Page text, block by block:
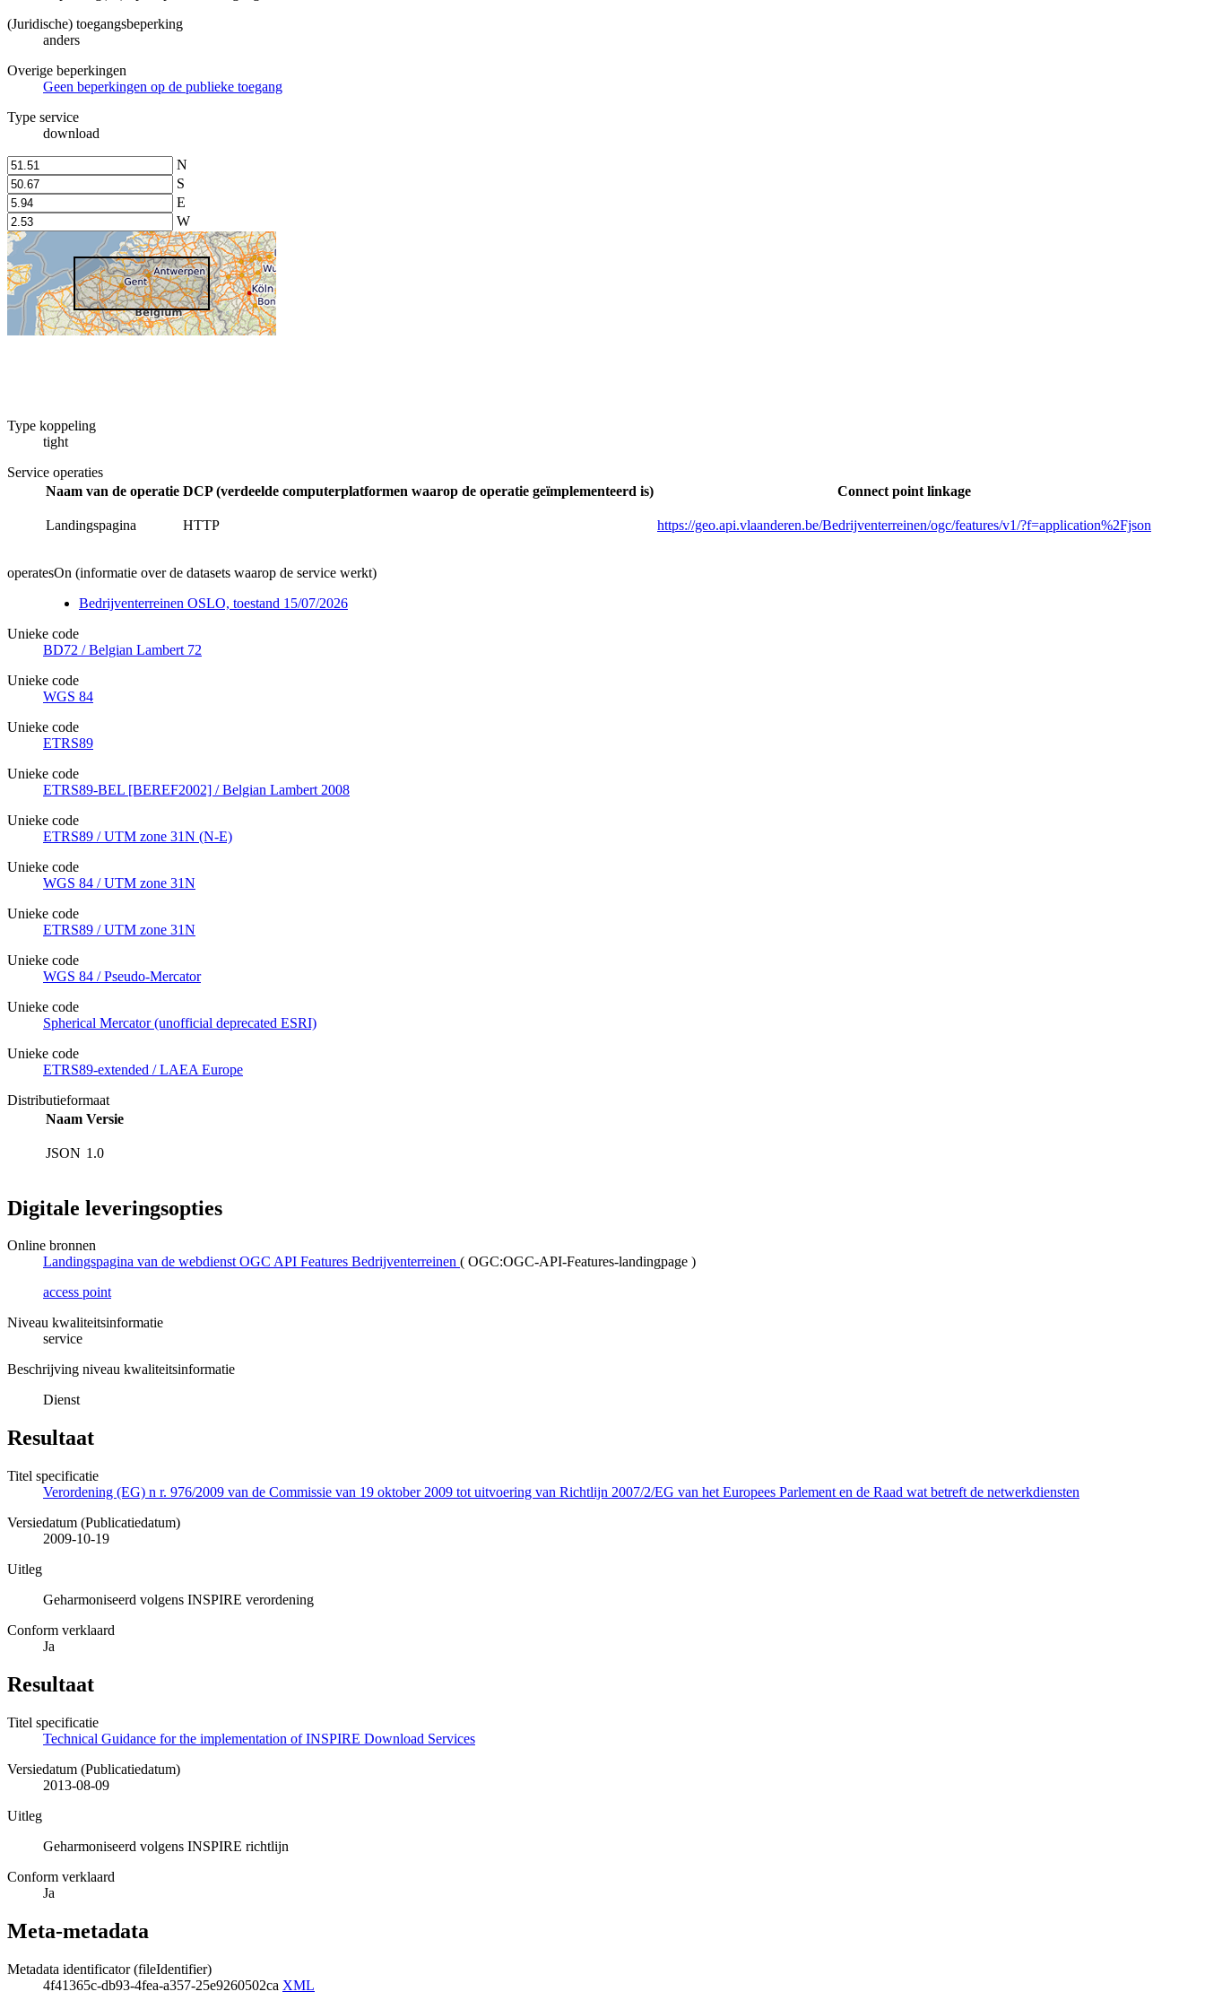
(Juridische) toegangsbeperking
anders
Overige beperkingen
Geen beperkingen op de publieke toegang
Type service
download
N
S
E
W
Type koppeling
tight
Service operaties
Naam van de operatie DCP (verdeelde computerplatformen waarop de operatie geïmplementeerd is) Connect point linkage
Landingspagina HTTP https://geo.api.vlaanderen.be/Bedrijventerreinen/ogc/features/v1/?f=application%2Fjson
operatesOn (informatie over de datasets waarop de service werkt)
Bedrijventerreinen OSLO, toestand 15/07/2026
Unieke code
BD72 / Belgian Lambert 72
Unieke code
WGS 84
Unieke code
ETRS89
Unieke code
ETRS89-BEL [BEREF2002] / Belgian Lambert 2008
Unieke code
ETRS89 / UTM zone 31N (N-E)
Unieke code
WGS 84 / UTM zone 31N
Unieke code
ETRS89 / UTM zone 31N
Unieke code
WGS 84 / Pseudo-Mercator
Unieke code
Spherical Mercator (unofficial deprecated ESRI)
Unieke code
ETRS89-extended / LAEA Europe
Distributieformaat
Naam Versie
JSON 1.0
Digitale leveringsopties
Online bronnen
Landingspagina van de webdienst OGC API Features Bedrijventerreinen ( OGC:OGC-API-Features-landingpage )
access point
Niveau kwaliteitsinformatie
service
Beschrijving niveau kwaliteitsinformatie
Dienst
Resultaat
Titel specificatie
Verordening (EG) n r. 976/2009 van de Commissie van 19 oktober 2009 tot uitvoering van Richtlijn 2007/2/EG van het Europees Parlement en de Raad wat betreft de netwerkdiensten
Versiedatum (Publicatiedatum)
2009-10-19
Uitleg
Geharmoniseerd volgens INSPIRE verordening
Conform verklaard
Ja
Resultaat
Titel specificatie
Technical Guidance for the implementation of INSPIRE Download Services
Versiedatum (Publicatiedatum)
2013-08-09
Uitleg
Geharmoniseerd volgens INSPIRE richtlijn
Conform verklaard
Ja
Meta-metadata
Metadata identificator (fileIdentifier)
4f41365c-db93-4fea-a357-25e9260502ca XML